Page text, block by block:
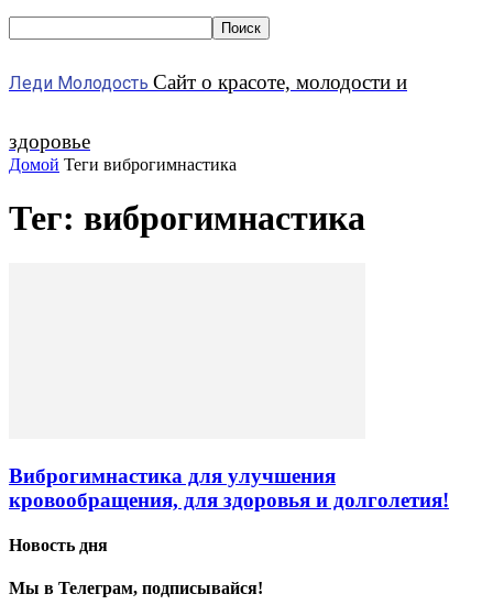
Леди Молодость Сайт о красоте, молодости и
здоровье
Домой Теги виброгимнастика
Тег: виброгимнастика
Виброгимнастика для улучшения
кровообращения, для здоровья и долголетия!
Новость дня
Мы в Телеграм, подписывайся!